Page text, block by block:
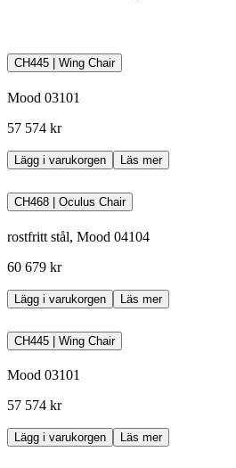
CH445 | Wing Chair
Mood 03101
57 574 kr
Lägg i varukorgen Läs mer
CH468 | Oculus Chair
rostfritt stål, Mood 04104
60 679 kr
Lägg i varukorgen Läs mer
CH445 | Wing Chair
Mood 03101
57 574 kr
Lägg i varukorgen Läs mer